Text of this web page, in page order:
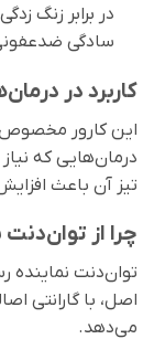
در برابر زنگ
سادگی ضدعفونی
کاربرد در
این کارور
درمان‌هایی که
تیز آن باعث
چرا از
توان‌دنت نماینده
اصل، با گارانتی
می‌دهد.